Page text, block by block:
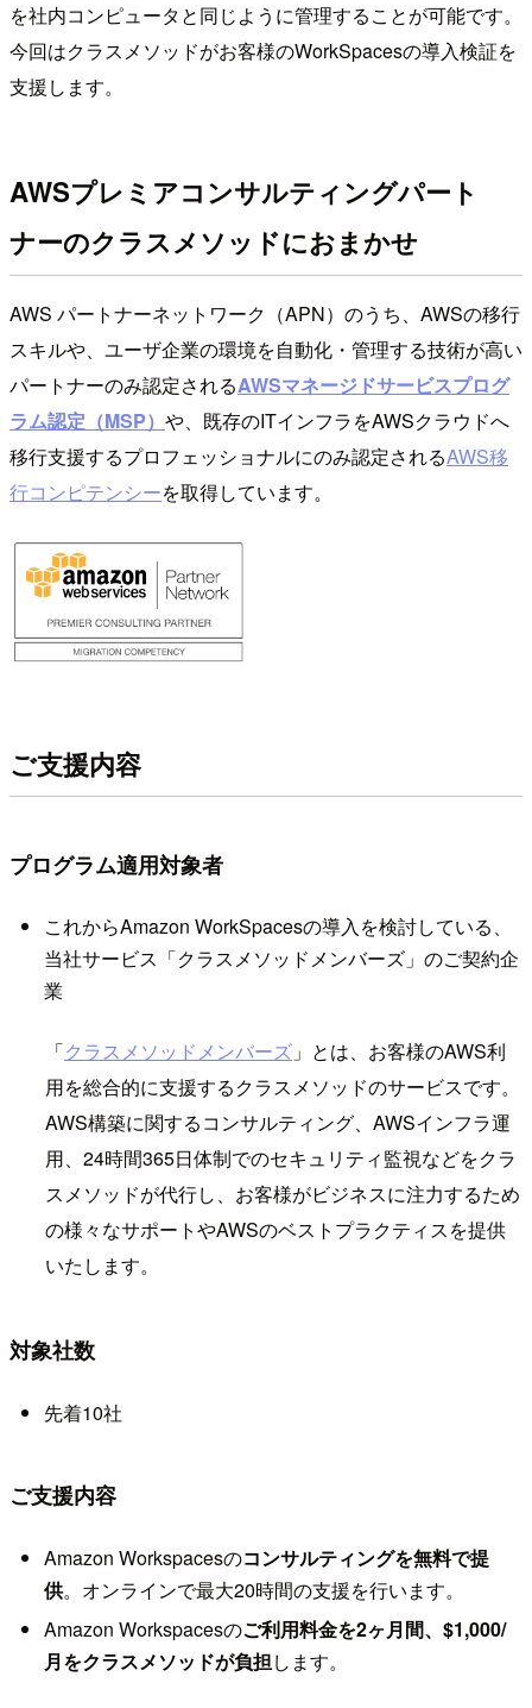
を社内コンピュータと同じように管理することが可能です。
今回はクラスメソッドがお客様のWorkSpacesの導入検証を
支援します。
AWSプレミアコンサルティングパート
ナーのクラスメソッドにおまかせ
AWS パートナーネットワーク（APN）のうち、AWSの移行
スキルや、ユーザ企業の環境を自動化・管理する技術が高い
パートナーのみ認定されるAWSマネージドサービスプログ
ラム認定（MSP） や、既存のITインフラをAWSクラウドへ
移行支援するプロフェッショナルにのみ認定されるAWS移
行コンピテンシーを取得しています。
ご支援内容
プログラム適用対象者
これからAmazon WorkSpacesの導入を検討している、
当社サービス「クラスメソッドメンバーズ」のご契約企
業
「クラスメソッドメンバーズ 」とは、お客様のAWS利
用を総合的に支援するクラスメソッドのサービスです。
AWS構築に関するコンサルティング、AWSインフラ運
用、24時間365日体制でのセキュリティ監視などをクラ
スメソッドが代行し、お客様がビジネスに注力するため
の様々なサポートやAWSのベストプラクティスを提供
いたします。
対象社数
先着10社
ご支援内容
Amazon Workspacesのコンサルティングを無料で提
供。オンラインで最大20時間の支援を行います。
Amazon Workspacesのご利用料金を2ヶ月間、$1,000/
月をクラスメソッドが負担します。